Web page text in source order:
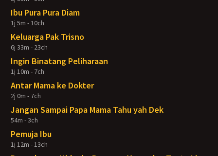
Ibu Pura Pura Diam
1j 5m - 10ch
Keluarga Pak Trisno
6j 33m - 23ch
Ingin Binatang Peliharaan
1j 10m - 7ch
Antar Mama ke Dokter
2j 0m - 7ch
Jangan Sampai Papa Mama Tahu yah Dek
54m - 3ch
Pemuja Ibu
1j 12m - 13ch